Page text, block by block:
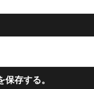
存する。